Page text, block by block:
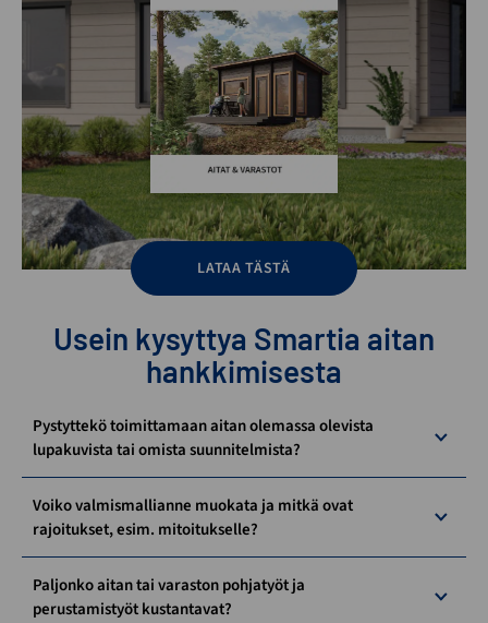
LATAA TÄSTÄ
Usein kysyttya Smartia aitan
hankkimisesta
Pystyttekö toimittamaan aitan olemassa olevista
lupakuvista tai omista suunnitelmista?
Voiko valmismallianne muokata ja mitkä ovat
rajoitukset, esim. mitoitukselle?
Paljonko aitan tai varaston pohjatyöt ja
perustamistyöt kustantavat?